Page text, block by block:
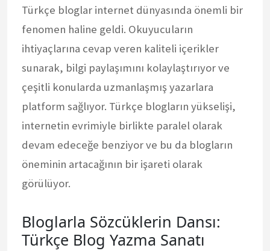
Türkçe bloglar internet dünyasında önemli bir
fenomen haline geldi. Okuyucuların
ihtiyaçlarına cevap veren kaliteli içerikler
sunarak, bilgi paylaşımını kolaylaştırıyor ve
çeşitli konularda uzmanlaşmış yazarlara
platform sağlıyor. Türkçe blogların yükselişi,
internetin evrimiyle birlikte paralel olarak
devam edeceğe benziyor ve bu da blogların
öneminin artacağının bir işareti olarak
görülüyor.
Bloglarla Sözcüklerin Dansı:
Türkçe Blog Yazma Sanatı